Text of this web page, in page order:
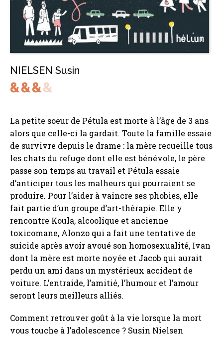
NIELSEN Susin
La petite soeur de Pétula est morte à l’âge de 3 ans
alors que celle-ci la gardait. Toute la famille essaie
de survivre depuis le drame : la mère recueille tous
les chats du refuge dont elle est bénévole, le père
passe son temps au travail et Pétula essaie
d’anticiper tous les malheurs qui pourraient se
produire. Pour l’aider à vaincre ses phobies, elle
fait partie d’un groupe d’art-thérapie. Elle y
rencontre Koula, alcoolique et ancienne
toxicomane, Alonzo qui a fait une tentative de
suicide après avoir avoué son homosexualité, Ivan
dont la mère est morte noyée et Jacob qui aurait
perdu un ami dans un mystérieux accident de
voiture. L’entraide, l’amitié, l’humour et l’amour
seront leurs meilleurs alliés.
Comment retrouver goût à la vie lorsque la mort
vous touche à l’adolescence ? Susin Nielsen